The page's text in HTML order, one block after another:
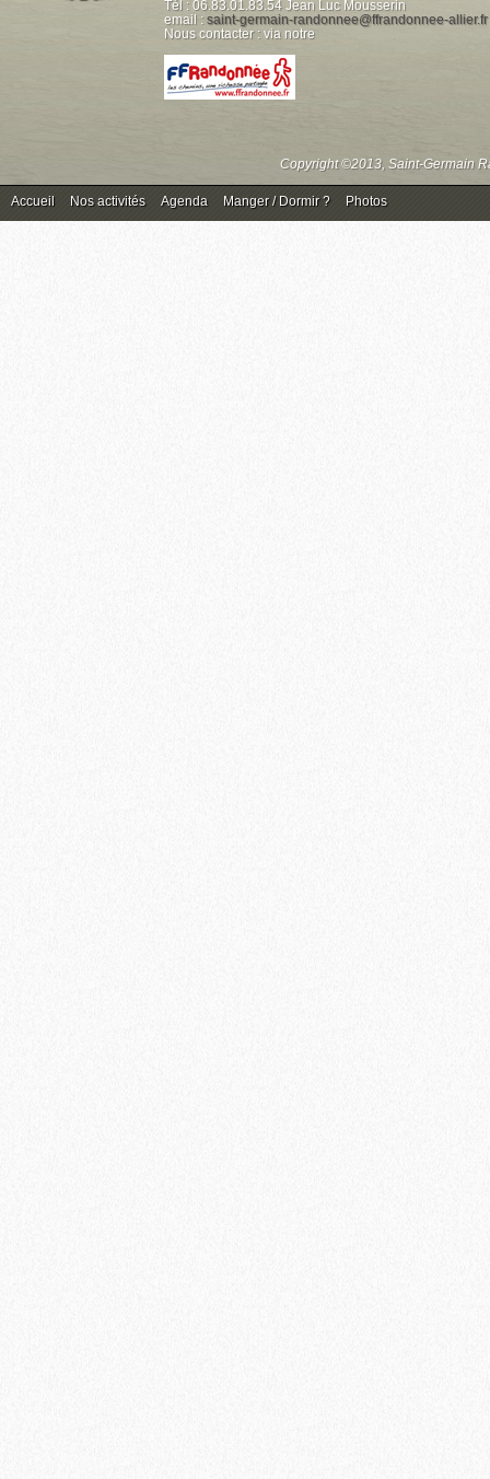
Tél : 06.83.01.83.54 Jean Luc Mousserin
email : saint-germain-randonnee@ffrandonnee-allier.fr
Nous contacter : via notre
Copyright ©2013, Saint-Germain
Accueil Nos activités Agenda Manger / Dormir ? Photos